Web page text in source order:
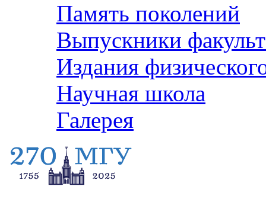
Память поколений
Выпускники
Издания
Научная школа
Галерея